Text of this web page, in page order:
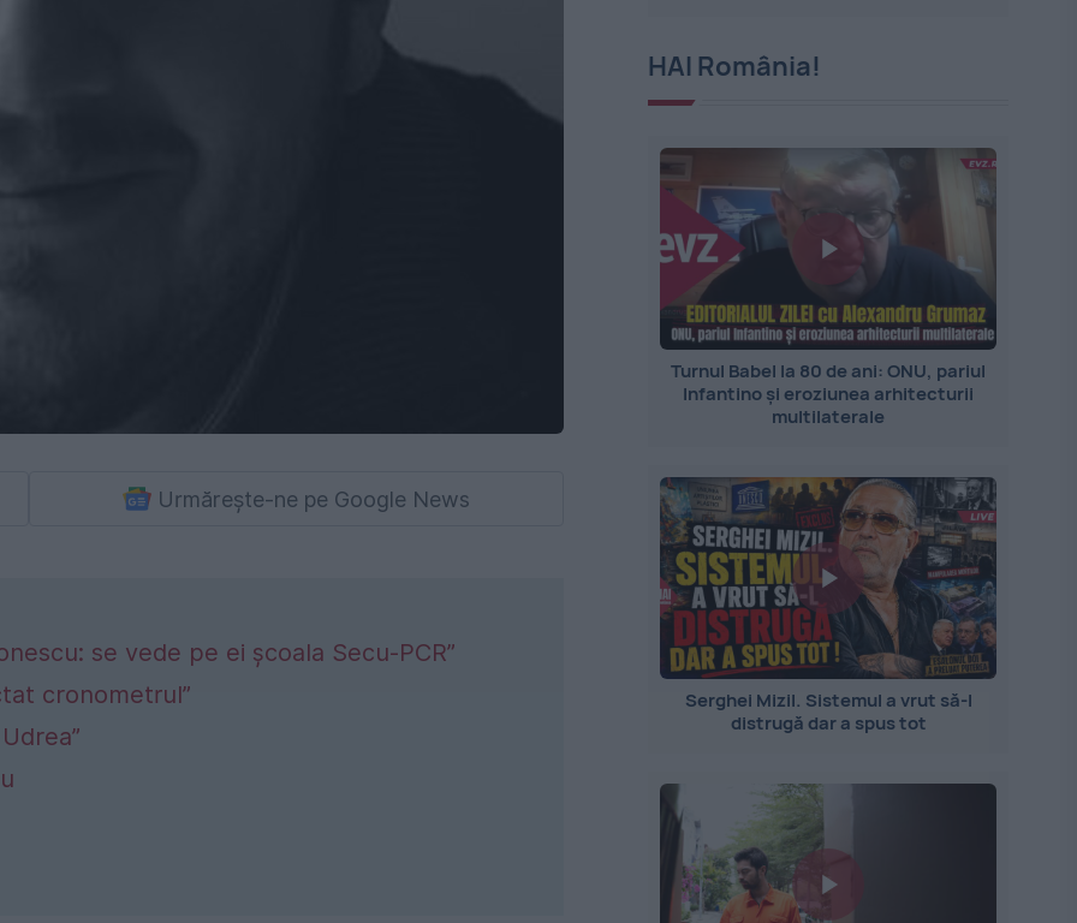
Urmărește-ne pe Google News
se vede pe ei școala Secu-PCR”
cronometrul”
HAI România!
Turnul Babel la 80 de ani: ONU, pariul
Infantino și eroziunea arhitecturii
multilaterale
Serghei Mizil. Sistemul a vrut să-l
distrugă dar a spus tot